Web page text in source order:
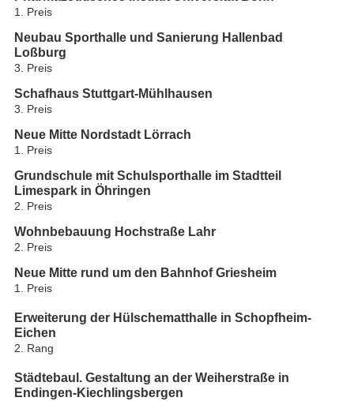
1. Preis
Neubau Sporthalle und Sanierung Hallenbad
Loßburg
3. Preis
Schafhaus Stuttgart-Mühlhausen
3. Preis
Neue Mitte Nordstadt Lörrach
1. Preis
Grundschule mit Schulsporthalle im Stadtteil
Limespark in Öhringen
2. Preis
Wohnbebauung Hochstraße Lahr
2. Preis
Neue Mitte rund um den Bahnhof Griesheim
1. Preis
Erweiterung der Hülschematthalle in Schopfheim-
Eichen
2. Rang
Städtebaul. Gestaltung an der Weiherstraße in
Endingen-Kiechlingsbergen